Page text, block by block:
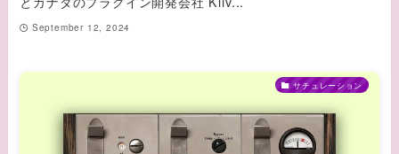
September 12, 2024
サチュレーション